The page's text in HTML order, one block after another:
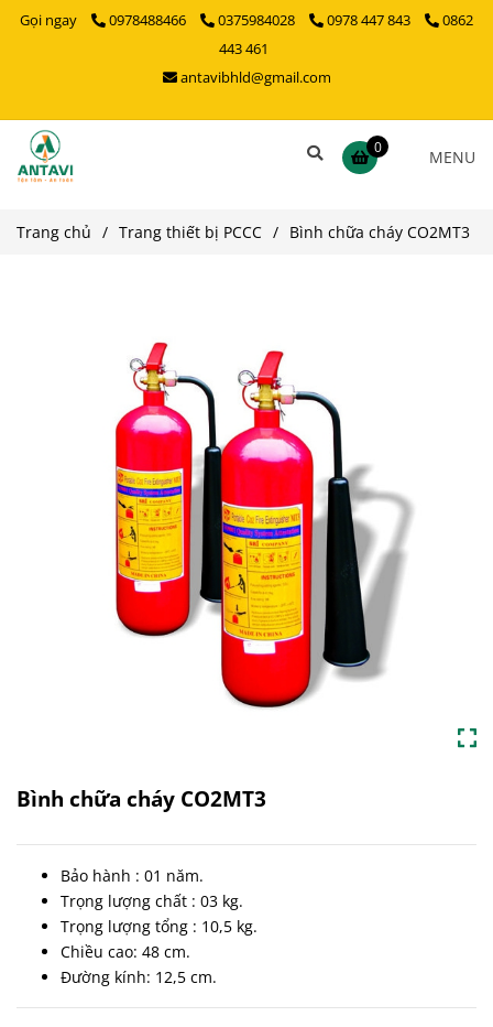
Gọi ngay 0978488466 0375984028 0978 447 843
0862
443 461
antavibhld@gmail.com
0 MENU
Trang chủ / Trang thiết bị PCCC / Bình chữa cháy CO2MT3
Bình chữa cháy CO2MT3
Bảo hành : 01 năm.
Trọng lượng chất : 03 kg.
Trọng lượng tổng : 10,5 kg.
Chiều cao: 48 cm.
Đường kính: 12,5 cm.